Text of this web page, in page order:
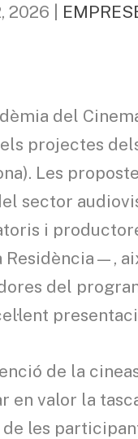
2026
del
projectes
Les
sector
i
del
de la
en valor la
les